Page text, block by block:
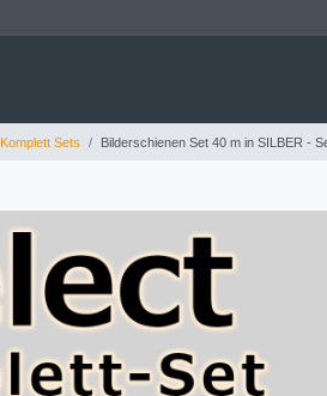
Komplett Sets Bilderschienen Set 40 m in SILBER -